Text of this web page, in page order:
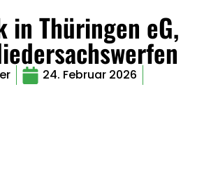
in Thüringen eG,
24. Februar 2026